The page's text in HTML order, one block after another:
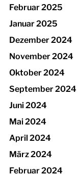
Februar 2025
Januar 2025
Dezember 2024
November 2024
Oktober 2024
September 2024
Juni 2024
Mai 2024
April 2024
März 2024
Februar 2024